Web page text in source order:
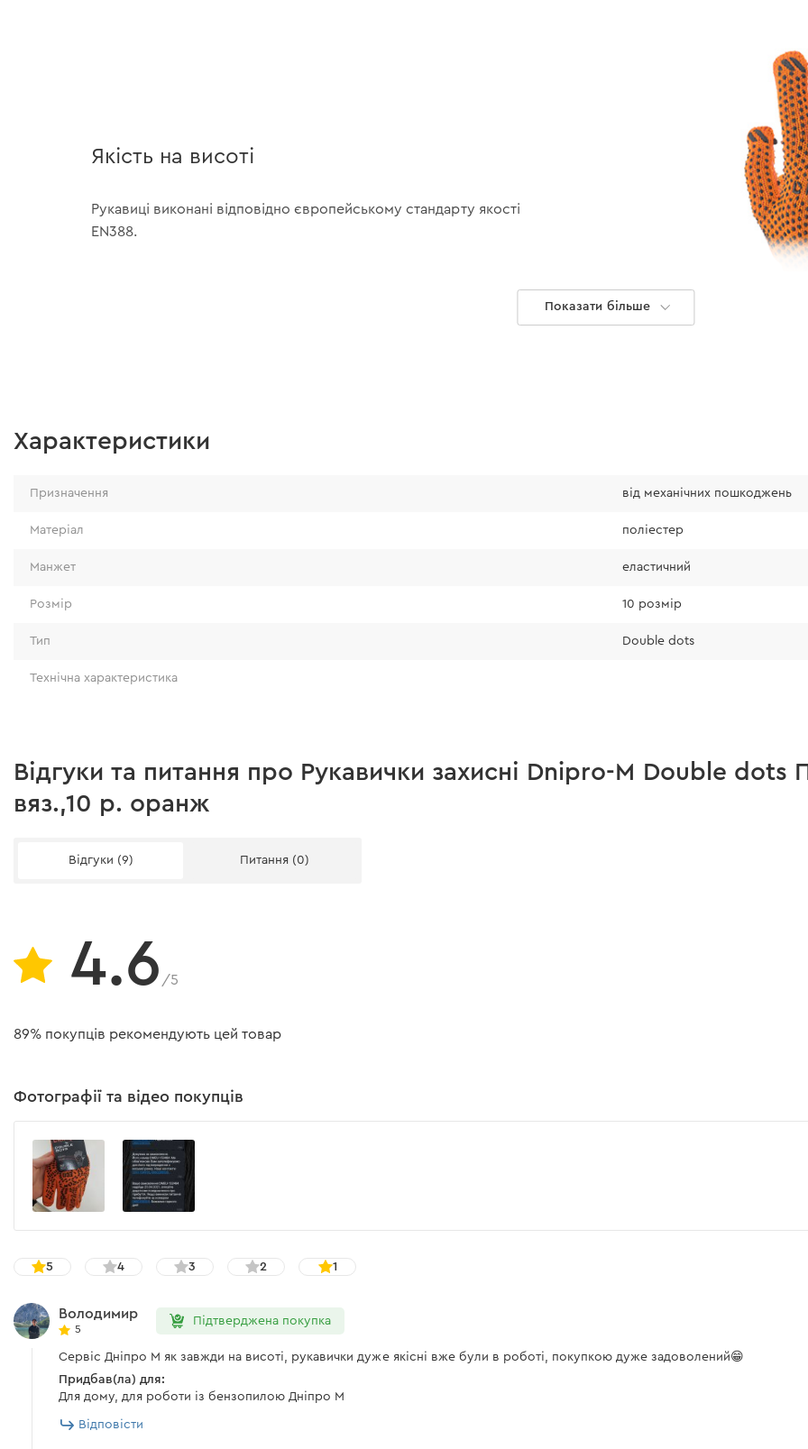
Якість на висоті
Рукавиці виконані відповідно європейському стандарту якості
EN388.
Надійний
високий рівень
Таблиця розмірів
обхват Вашої долоні (як показано на малюнку), не захоплюючи
великий палець. Далі звіртеся з розмірною таблицею та виберіть
потрібний розмір.
Показати більше
Характеристики
Призначення від механічних пошкоджень
Матеріал поліестер
Манжет еластичний
Розмір 10 розмір
Тип Double dots
Технічна характеристика
Відгуки та питання про Рукавички захисні Dnipro-M Double dots
вяз.,10 р. оранж
Відгуки (9) Питання (0)
4.6 /5
89% покупців рекомендують цей товар
Фотографії та відео покупців
5 4 3 2 1
Володимир
5
Підтверджена покупка
Сервіс Дніпро М як завжди на висоті, рукавички дуже якісні вже були в роботі, покупкою дуже задоволений😁
Придбав(ла) для:
Для дому, для роботи із бензопилою Дніпро М
Відповісти